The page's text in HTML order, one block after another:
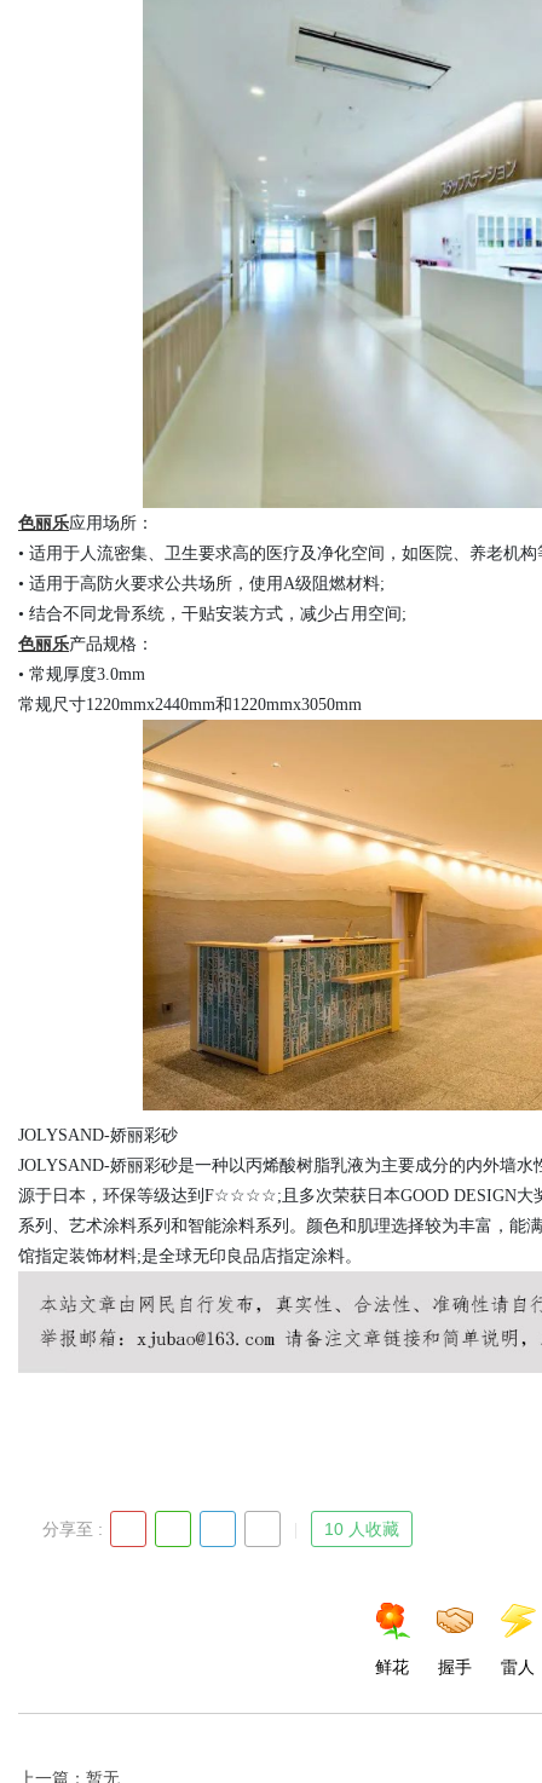
色丽乐应用场所：
• 适用于人流密集、卫生要求高的医疗及净化空间，如医院、养老机
• 适用于高防火要求公共场所，使用A级阻燃材料;
• 结合不同龙骨系统，干贴安装方式，减少占用空间;
色丽乐产品规格：
• 常规厚度3.0mm
常规尺寸1220mmx2440mm和1220mmx3050mm
JOLYSAND-娇丽彩砂
JOLYSAND-娇丽彩砂是一种以丙烯酸树脂乳液为主要成分的内外墙
源于日本，环保等级达到F☆☆☆☆;且多次荣获日本GOOD DESIGN大
系列、艺术涂料系列和智能涂料系列。颜色和肌理选择较为丰富，
馆指定装饰材料;是全球无印良品店指定涂料。
分享至 : 10 人收藏
鲜花 握手 雷人
上一篇：暂无